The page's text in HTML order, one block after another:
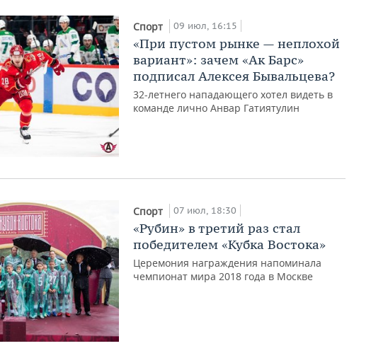
Спорт 09 июл, 16:15
«При пустом рынке — неплохой
вариант»: зачем «Ак Барс»
подписал Алексея Бывальцева?
32-летнего нападающего хотел видеть в
команде лично Анвар Гатиятулин
Спорт 07 июл, 18:30
«Рубин» в третий раз стал
победителем «Кубка Востока»
Церемония награждения напоминала
чемпионат мира 2018 года в Москве